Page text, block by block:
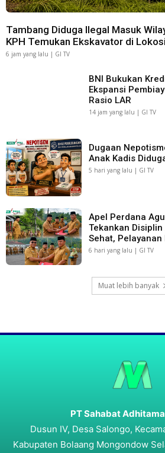
Tambang Diduga Ilegal Masuk
KPH Temukan Ekskavator di
6 jam yang lalu | GI TV
BNI Bukukan
Ekspansi
Rasio LAR
14 jam yang lalu | GI TV
Dugaan
Anak Kadis
5 hari yang lalu | GI TV
Apel Perdana
Tekankan Disiplin
Sehat,
6 hari yang lalu | GI TV
Muat lebih banyak
PT Sahabat
Dusun IV, Desa Salongo,
Kabupaten Bolaang Mongondow